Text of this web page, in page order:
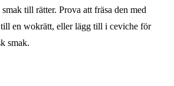
till rätter. Prova att fräsa den med
en wokrätt, eller lägg till i ceviche för
smak.